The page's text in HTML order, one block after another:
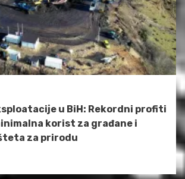
u BiH: Rekordni profiti
korist za građane i
za prirodu